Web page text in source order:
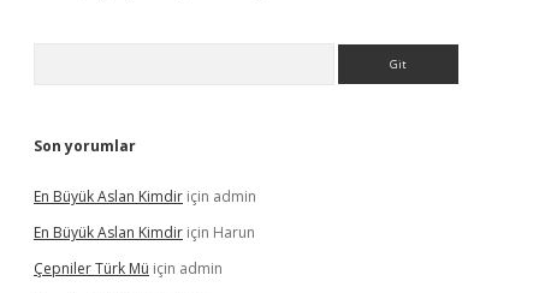
Son yorumlar
En Büyük Aslan Kimdir için admin
En Büyük Aslan Kimdir için Harun
Çepniler Türk Mü için admin